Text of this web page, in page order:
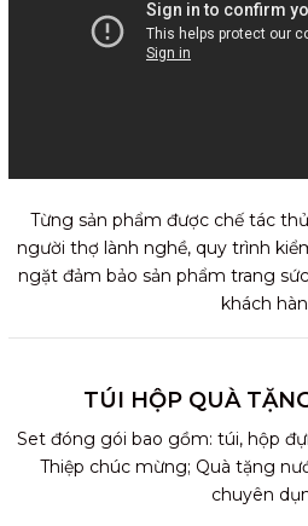
Từng sản phẩm được chế tác
người thợ lành nghề, quy trình
ngặt đảm bảo sản phẩm trang
khách
TÚI HỘP QUÀ
Set đóng gói bao gồm: túi, hộp
Thiệp chúc mừng; Quà tặng
chuyên